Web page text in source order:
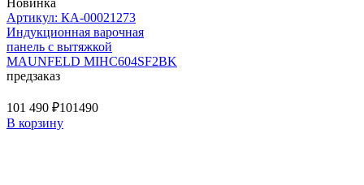
Новинка
Артикул: КА-00021273
Индукционная варочная
панель с вытяжкой
MAUNFELD MIHC604SF2BK
предзаказ
101 490 ₽101490
В корзину